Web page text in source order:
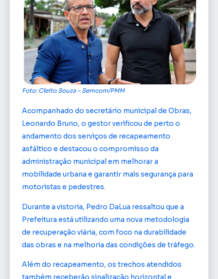
Foto: Cleito Souza – Semcom/PMM
Acompanhado do secretário municipal de Obras,
Leonardo Bruno, o gestor verificou de perto o
andamento dos serviços de recapeamento
asfáltico e destacou o compromisso da
administração municipal em melhorar a
mobilidade urbana e garantir mais segurança para
motoristas e pedestres.
Durante a vistoria, Pedro DaLua ressaltou que a
Prefeitura está utilizando uma nova metodologia
de recuperação viária, com foco na durabilidade
das obras e na melhoria das condições de tráfego.
Além do recapeamento, os trechos atendidos
também receberão sinalização horizontal e